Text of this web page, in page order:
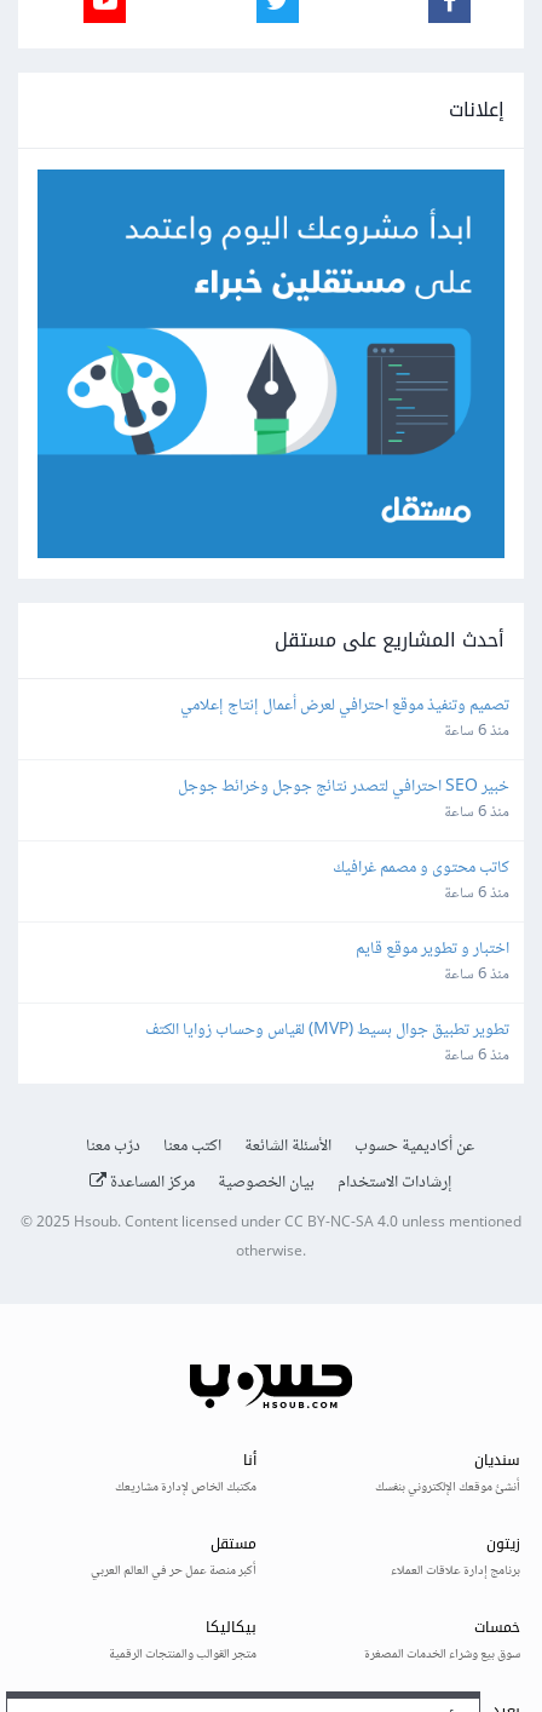
إعلانات
أحدث المشاريع على مستقل
تصميم وتنفيذ موقع احترافي لعرض أعمال إنتاج إعلامي
منذ 6 ساعة
خبير SEO احترافي لتصدر نتائج جوجل وخرائط جوجل
منذ 6 ساعة
كاتب محتوى و مصمم غرافيك
منذ 6 ساعة
اختبار و تطوير موقع قايم
منذ 6 ساعة
تطوير تطبيق جوال بسيط (MVP) لقياس وحساب زوايا الكتف
منذ 6 ساعة
عن أكاديمية حسوب الأسئلة الشائعة اكتب معنا
درّب معنا
إرشادات الاستخدام
بيان الخصوصية مركز المساعدة
© 2025 Hsoub.Content licensed underCC BY-NC-SA 4.0unless mentioned
otherwise.